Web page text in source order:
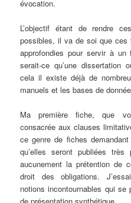
évocation.
L’objectif étant de rendre
possibles, il va de soi que
approfondies pour servir à
serait-ce qu’une dissertation
cela il existe déjà de
manuels et les bases de
Ma première fiche, que
consacrée aux clauses
ce genre de fiches
qu’elles seront publiées
aucunement la prétention de
droit des obligations.
notions incontournables qui